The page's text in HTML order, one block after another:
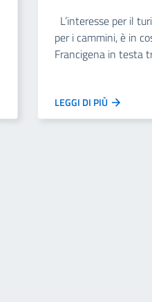
L’interesse per il
per i cammini, è in
Francigena in testa
LEGGI DI PIÙ